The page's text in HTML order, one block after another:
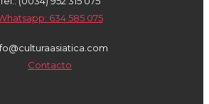
634 585 075
Contacto